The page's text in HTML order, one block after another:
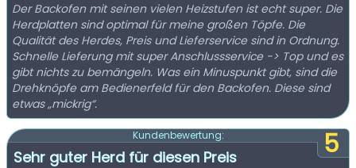
Der Backofen mit seinen vielen Heizstufen ist echt super. Die
Herdplatten sind optimal für meine großen Töpfe. Die
Qualität des Herdes, Preis und Lieferservice sind in Ordnung.
Schnelle Lieferung mit super Anschlussservice -> Top und es
gibt nichts zu bemängeln. Was ein Minuspunkt gibt, sind die
Drehknöpfe am Bedienerfeld für den Backofen. Diese sind
etwas „mickrig“.
5
Kundenbewertung:
Sehr guter Herd für diesen Preis